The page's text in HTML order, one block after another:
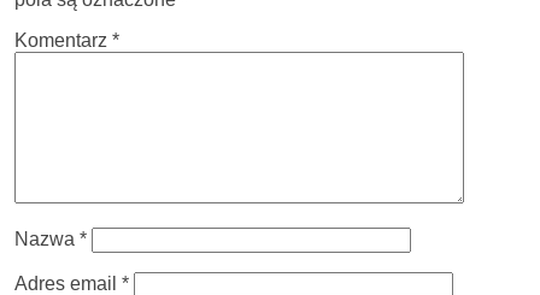
Komentarz *
Nazwa *
Adres email *